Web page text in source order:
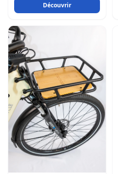
Découvrir